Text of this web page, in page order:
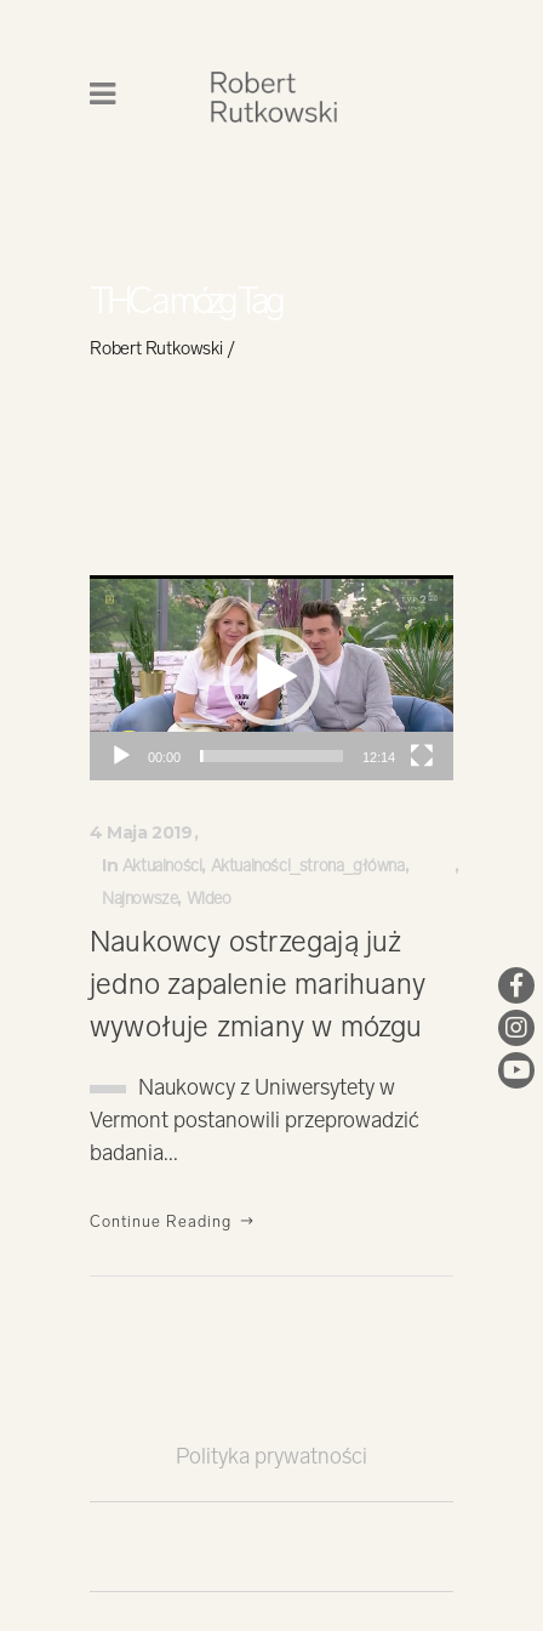
Robert Rutkowski /
Odtwarzacz
video
00:00 12:14
4 Maja 2019
In Aktualności, Aktualności_strona_główna,
Najnowsze, Wideo
Naukowcy ostrzegają już
jedno zapalenie marihuany
wywołuje zmiany w mózgu
Naukowcy z Uniwersytety w
Vermont postanowili przeprowadzić
badania...
Continue Reading
Polityka prywatności